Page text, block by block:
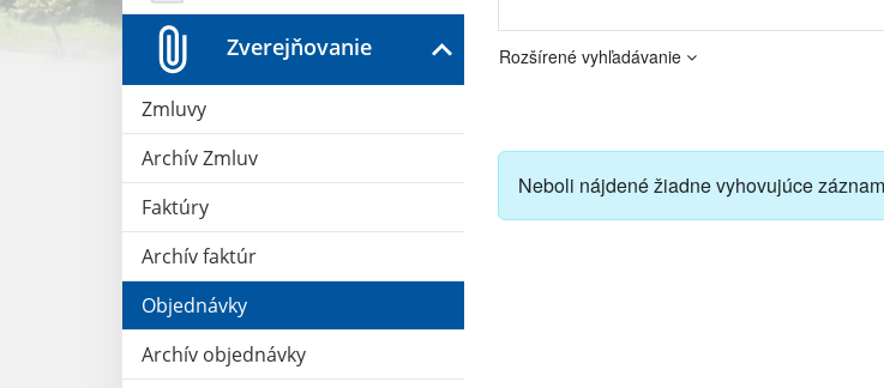
Zverejňovanie
Zmluvy
Archív Zmluv
Faktúry
Archív faktúr
Objednávky
Archív objednávky
Rozšírené vyhľadávanie
Neboli nájdené žiadne vyhovujúce